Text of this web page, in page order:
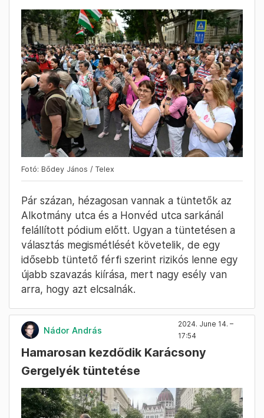
Fotó: Bődey János / Telex
Pár százan, hézagosan vannak a tüntetők az
Alkotmány utca és a Honvéd utca sarkánál
felállított pódium előtt. Ugyan a tüntetésen a
választás megismétlését követelik, de egy
idősebb tüntető férfi szerint rizikós lenne egy
újabb szavazás kiírása, mert nagy esély van
arra, hogy azt elcsalnák.
Nádor András
2024. June 14. –
17:54
Hamarosan kezdődik Karácsony
Gergelyék tüntetése